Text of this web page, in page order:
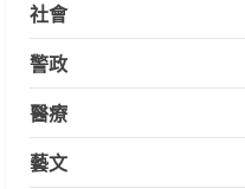
社會
警政
醫療
藝文